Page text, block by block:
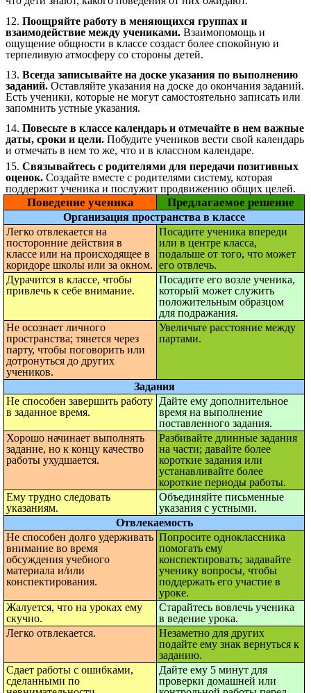
12. Поощряйте работу в меняющихся группах и
взаимодействие между учениками. Взаимопомощь и
ощущение общности в классе создаст более спокойную и
терпеливую атмосферу со стороны детей.
13. Всегда записывайте на доске указания по выполнению
заданий. Оставляйте указания на доске до окончания заданий.
Есть ученики, которые не могут самостоятельно записать или
запомнить устные указания.
14. Повесьте в классе календарь и отмечайте в нем важные
даты, сроки и цели. Побудите учеников вести свой календарь
и отмечать в нем то же, что и в классном календаре.
15. Связывайтесь с родителями для передачи позитивных
оценок. Создайте вместе с родителями систему, которая
поддержит ученика и послужит продвижению общих целей.
Поведение ученика Предлагаемое решение
Организация пространства в классе
Легко отвлекается на
посторонние действия в
классе или на происходящее в
коридоре школы или за окном.
Посадите ученика впереди
или в центре класса,
подальше от того, что может
его отвлечь.
Дурачится в классе, чтобы
привлечь к себе внимание.
Посадите его возле ученика,
который может служить
положительным образцом
для подражания.
Не осознает личного
пространства; тянется через
парту, чтобы поговорить или
дотронуться до других
учеников.
Увеличьте расстояние между
партами.
Задания
Не способен завершить работу
в заданное время.
Дайте ему дополнительное
время на выполнение
поставленного задания.
Хорошо начинает выполнять
задание, но к концу качество
работы ухудшается.
Разбивайте длинные задания
на части; давайте более
короткие задания или
устанавливайте более
короткие периоды работы.
Ему трудно следовать
указаниям.
Объединяйте письменные
указания с устными.
Отвлекаемость
Не способен долго удерживать
внимание во время
обсуждения учебного
материала и/или
конспектирования.
Попросите одноклассника
помогать ему
конспектировать; задавайте
ученику вопросы, чтобы
поддержать его участие в
уроке.
Жалуется, что на уроках ему
скучно.
Старайтесь вовлечь ученика
в ведение урока.
Легко отвлекается.
Незаметно для других
подайте ему знак вернуться к
заданию.
Сдает работы с ошибками,
сделанными по
Дайте ему 5 минут для
проверки домашней или